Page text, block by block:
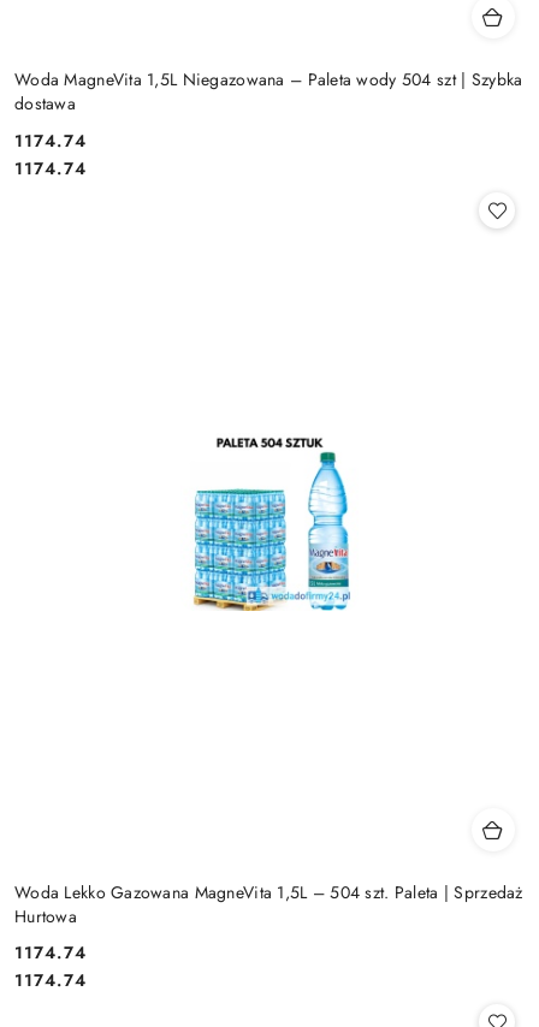
Woda MagneVita 1,5L Niegazowana – Paleta wody 504 szt | Szybka
dostawa
Cena:
1174.74
Cena:
1174.74
Woda Lekko Gazowana MagneVita 1,5L – 504 szt. Paleta | Sprzedaż
Hurtowa
Cena:
1174.74
Cena:
1174.74